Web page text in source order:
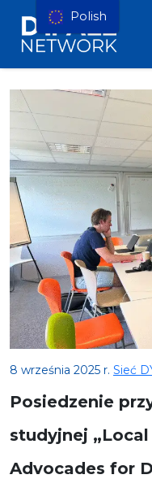
8 września 2025 r. Sieć
Posiedzenie
studyjnej
Advocades for
Polish